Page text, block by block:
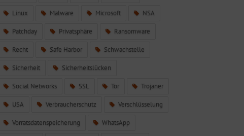
Linux Malware Microsoft NSA
Patchday Privatsphäre Ransomware
Recht Safe Harbor Schwachstelle
Sicherheit Sicherheitslücken
Social Networks SSL Tor Trojaner
USA Verbraucherschutz Verschlüsselung
Vorratsdatenspeicherung WhatsApp